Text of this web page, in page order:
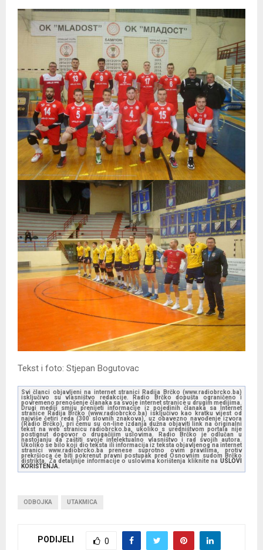
Tekst i foto: Stjepan Bogutovac
Svi članci objavljeni na internet stranici Radija Brčko (www.radiobrcko.ba)
isključivo su vlasništvo redakcije. Radio Brčko dopušta ograničeno i
povremeno prenošenje članaka sa svoje internet stranice u drugim medijima.
Drugi mediji smiju prenijeti informacije iz pojedinih članaka sa Internet
stranice Radija Brčko (www.radiobrcko.ba) isključivo kao kratku vijest od
najviše četiri reda (300 slovnih znakova), uz obavezno navođenje izvora
(Radio Brčko), pri čemu su on-line izdanja dužna objaviti link na originalni
tekst na web stranicu radiobrcko.ba, ukoliko s uredništvom portala nije
postignut dogovor o drugačijim uslovima. Radio Brčko je odlučan u
nastojanju da zaštiti svoje intelektualno vlasništvo i rad svojih autora.
Ukoliko se bilo koji dio teksta ili informacija iz teksta objavljenog na internet
stranici www.radiobrcko.ba prenese suprotno ovim pravilima, protiv
prekršioca će biti pokrenut pravni postupak pred Osnovnim sudom Brčko
distrikta. Za detaljnije informacije o uslovima korištenja kliknite na USLOVI
KORIŠTENJA.
ODBOJKA UTAKMICA
PODIJELI 0